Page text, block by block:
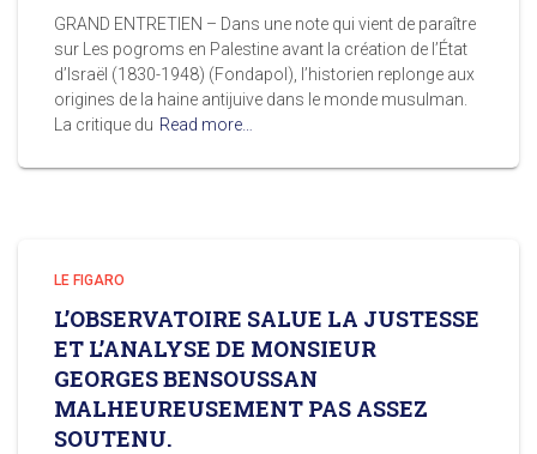
GRAND ENTRETIEN – Dans une note qui vient de paraître
sur Les pogroms en Palestine avant la création de l’État
d’Israël (1830-1948) (Fondapol), l’historien replonge aux
origines de la haine antijuive dans le monde musulman.
La critique du Read more…
LE FIGARO
L’OBSERVATOIRE SALUE LA JUSTESSE
ET L’ANALYSE DE MONSIEUR
GEORGES BENSOUSSAN
MALHEUREUSEMENT PAS ASSEZ
SOUTENU.